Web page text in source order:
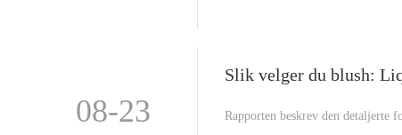
08-23
Slik velger du blush:
Rapporten beskrev den detaljerte